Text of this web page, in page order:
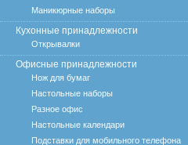
Маникюрные наборы
Кухонные принадлежности
Открывалки
Офисные принадлежности
Нож для бумаг
Настольные наборы
Разное офис
Настольные календари
Подставки для мобильного телефона